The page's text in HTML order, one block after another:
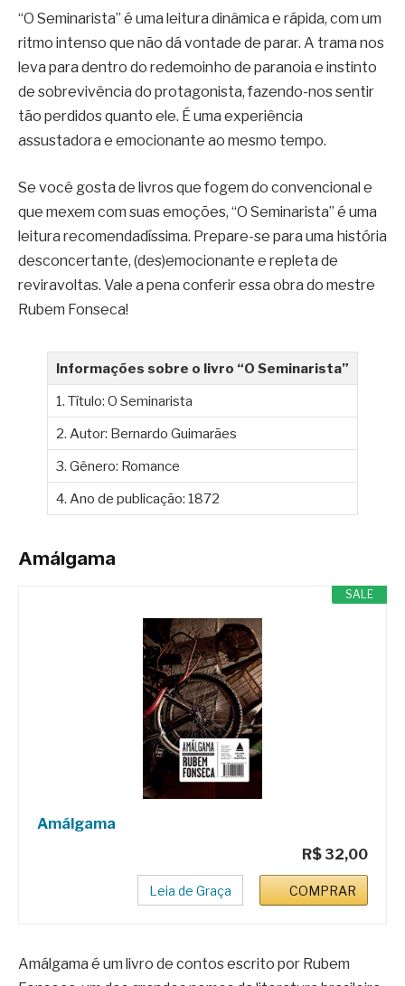
“O Seminarista” é uma leitura dinâmica e rápida, com um
ritmo intenso que não dá vontade de parar. A trama nos
leva para dentro do redemoinho de paranoia e instinto
de sobrevivência do protagonista, fazendo-nos sentir
tão perdidos quanto ele. É uma experiência
assustadora e emocionante ao mesmo tempo.
Se você gosta de livros que fogem do convencional e
que mexem com suas emoções, “O Seminarista” é uma
leitura recomendadíssima. Prepare-se para uma história
desconcertante, (des)emocionante e repleta de
reviravoltas. Vale a pena conferir essa obra do mestre
Rubem Fonseca!
Informações sobre o livro “O Seminarista”
1. Título: O Seminarista
2. Autor: Bernardo Guimarães
3. Gênero: Romance
4. Ano de publicação: 1872
Amálgama
SALE
Amálgama
R$ 32,00
Leia de Graça COMPRAR
Amálgama é um livro de contos escrito por Rubem